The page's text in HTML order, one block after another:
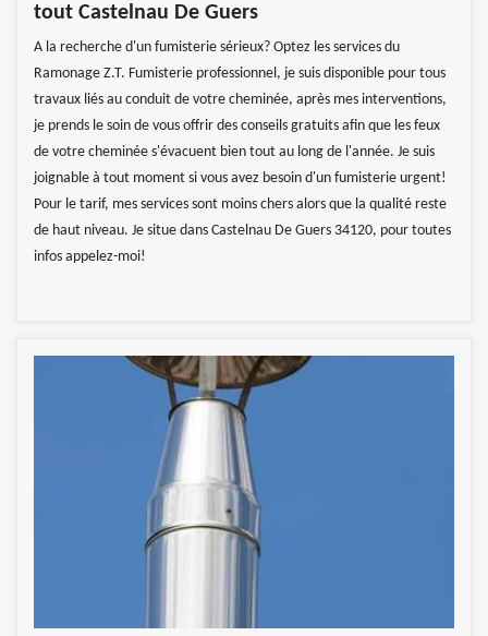
tout Castelnau De Guers
A la recherche d'un fumisterie sérieux? Optez les services du
Ramonage Z.T. Fumisterie professionnel, je suis disponible pour tous
travaux liés au conduit de votre cheminée, après mes interventions,
je prends le soin de vous offrir des conseils gratuits afin que les feux
de votre cheminée s'évacuent bien tout au long de l'année. Je suis
joignable à tout moment si vous avez besoin d'un fumisterie urgent!
Pour le tarif, mes services sont moins chers alors que la qualité reste
de haut niveau. Je situe dans Castelnau De Guers 34120, pour toutes
infos appelez-moi!